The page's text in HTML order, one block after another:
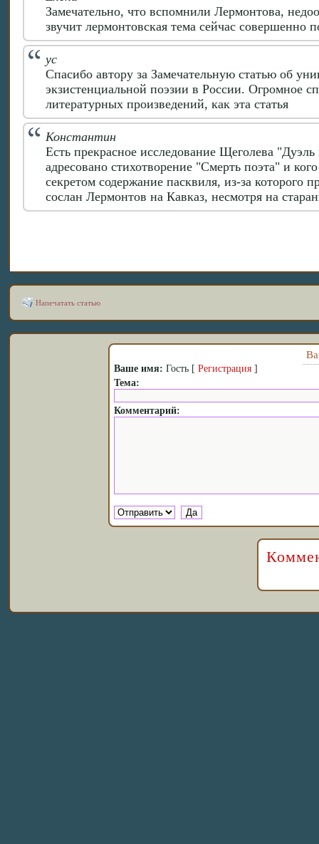
Замечательно, что вспомнили Лермонтова,
звучит лермонтовская тема сейчас совершенно
ус
Спасибо автору за Замечательную статью об
экзистенциальной поэзии в России. Огромное
литературных произведений, как эта статья
Константин
Есть прекрасное исследование Щеголева
адресовано стихотворение "Смерть поэта" и
секретом содержание пасквиля, из-за
сослан Лермонтов на Кавказ, несмотря на
Напечатать статью
Ваше имя: Гость [ Регистрация]
Тема:
Комментарий: